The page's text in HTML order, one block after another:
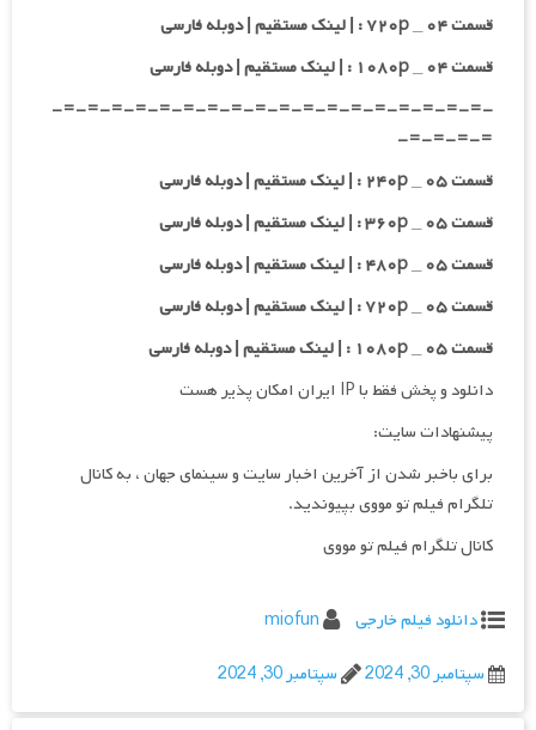
قسمت ۰۴ _ ۷۲۰p : | لینک مستقیم | دوبله فارسی
قسمت ۰۴ _ ۱۰۸۰p : | لینک مستقیم | دوبله فارسی
-=-=-=-=-=-=-=-=-=-=-=-=-=-=-=-=-=-=-
=-=-=-=-
قسمت ۰۵ _ ۲۴۰p : | لینک مستقیم | دوبله فارسی
قسمت ۰۵ _ ۳۶۰p : | لینک مستقیم | دوبله فارسی
قسمت ۰۵ _ ۴۸۰p : | لینک مستقیم | دوبله فارسی
قسمت ۰۵ _ ۷۲۰p : | لینک مستقیم | دوبله فارسی
قسمت ۰۵ _ ۱۰۸۰p : | لینک مستقیم | دوبله فارسی
دانلود و پخش فقط با IP ایران امکان پذیر هست
پیشنهادات سایت:
برای باخبر شدن از آخرین اخبار سایت و سینمای جهان ، به کانال
تلگرام فیلم تو مووی بپیوندید.
کانال تلگرام فیلم تو مووی
دانلود فیلم خارجی
miofun
سپتامبر 30, 2024
سپتامبر 30, 2024